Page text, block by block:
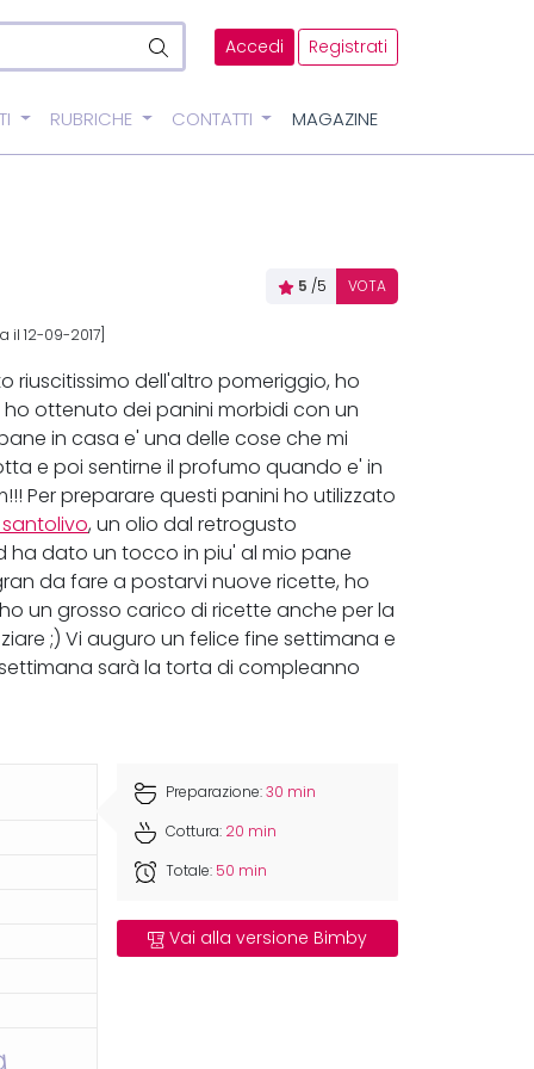
Accedi Registrati
RUBRICHE CONTATTI MAGAZINE
5 /5 VOTA
12-09-2017]
riuscitissimo dell'altro pomeriggio, ho
ottenuto dei panini morbidi con un
in casa e' una delle cose che mi
e poi sentirne il profumo quando e' in
Per preparare questi panini ho utilizzato
, un olio dal retrogusto
ha dato un tocco in piu' al mio pane
da fare a postarvi nuove ricette, ho
un grosso carico di ricette anche per la
;) Vi auguro un felice fine settimana e
sarà la torta di compleanno
Preparazione:30 min
Cottura: 20 min
Totale: 50 min
Vai alla versione Bimby